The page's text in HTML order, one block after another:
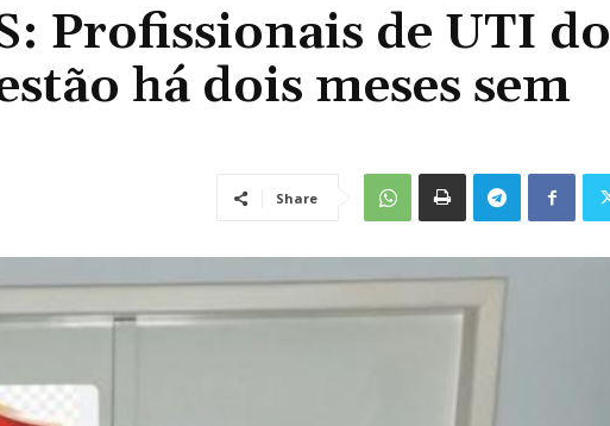
Profissionais de UTI do
há dois meses sem
Share